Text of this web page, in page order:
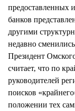
предоставленных
банков
другими
недавно
Президент
считает, что по
руководителей
поисков
положении тех